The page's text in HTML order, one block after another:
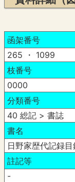
函架番号
265 ・ 1099
枝番号
0000
分類番号
40 総記 > 書誌
書名
日野家歴代記録目
註記等
-